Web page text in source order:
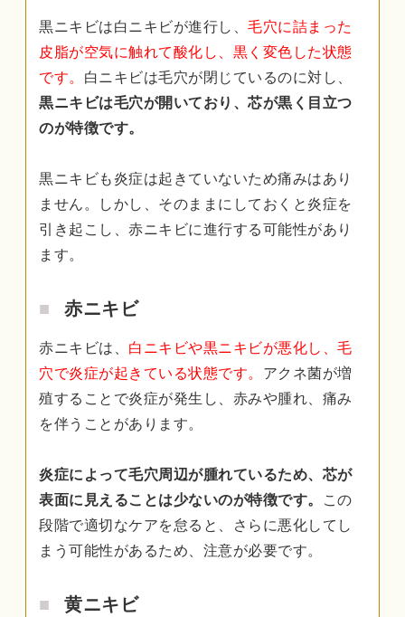
黒ニキビは白ニキビが進行し、 毛穴に詰まった
皮脂が空気に触れて酸化し、黒く変色した状態
です。 白ニキビは毛穴が閉じているのに対し、
黒ニキビは毛穴が開いており、芯が黒く目立つ
のが特徴です。
黒ニキビも炎症は起きていないため痛みはあり
ません。しかし、そのままにしておくと炎症を
引き起こし、赤ニキビに進行する可能性があり
ます。
赤ニキビ
赤ニキビは、 白ニキビや黒ニキビが悪化し、毛
穴で炎症が起きている状態です。 アクネ菌が増
殖することで炎症が発生し、赤みや腫れ、痛み
を伴うことがあります。
炎症によって毛穴周辺が腫れているため、芯が
表面に見えることは少ないのが特徴です。
この
段階で適切なケアを怠ると、さらに悪化してし
まう可能性があるため、注意が必要です。
黄ニキビ